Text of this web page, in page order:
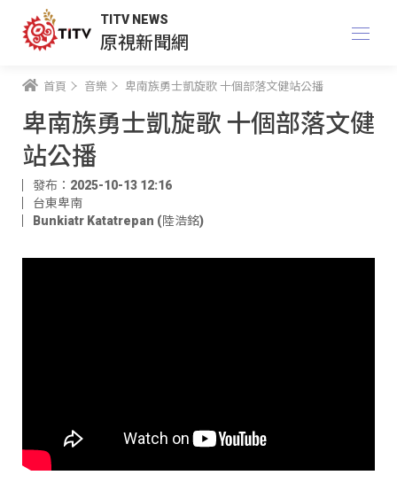
TITV NEWS
原視新聞網
首頁 音樂 卑南族勇士凱旋歌 十個部落文健站公播
卑南族勇士凱旋歌 十個部落文健
站公播
發布：2025-10-13 12:16
台東卑南
Bunkiatr Katatrepan (陸浩銘)